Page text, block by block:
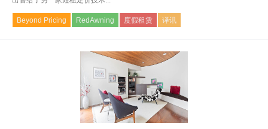
Beyond Pricing RedAwning 度假租赁 译讯